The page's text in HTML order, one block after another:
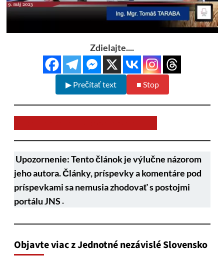
Zdielajte....
▶ Prečítať text ■ Stop
Upozornenie: Tento článok je výlučne názorom
jeho autora. Články, príspevky a komentáre pod
príspevkami sa nemusia zhodovať s postojmi
portálu JNS.
Objavte viac z Jednotné nezávislé Slovensko